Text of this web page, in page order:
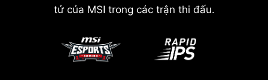
tử của MSI trong các trận thi đấu.